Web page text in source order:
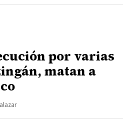
por varias
matan a